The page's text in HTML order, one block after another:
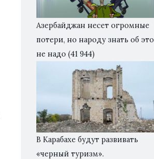
Азербайджан несет огромные
потери, но народу знать об
не надо (41 944)
В Карабахе будут развивать
«черный туризм».